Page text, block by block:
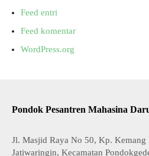
Feed entri
Feed komentar
WordPress.org
Pondok Pesantren Mahasina
Jl. Masjid Raya No 50, Kp. Kemang
Jatiwaringin, Kecamatan